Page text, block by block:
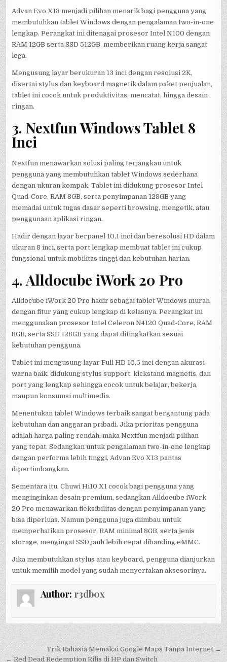
Advan Evo X13 menjadi pilihan menarik bagi pengguna yang
membutuhkan tablet Windows dengan pengalaman two-in-one
lengkap. Perangkat ini ditenagai prosesor Intel N100 dengan
RAM 12GB serta SSD 512GB, memberikan ruang kerja sangat
lega.
Mengusung layar berukuran 13 inci dengan resolusi 2K,
disertai stylus dan keyboard magnetik dalam paket penjualan,
tablet ini cocok untuk produktivitas, mencatat, hingga desain
ringan.
3. Nextfun Windows Tablet 8
Inci
Nextfun menawarkan solusi paling terjangkau untuk
pengguna yang membutuhkan tablet Windows sederhana
dengan ukuran kompak. Tablet ini didukung prosesor Intel
Quad-Core, RAM 8GB, serta penyimpanan 128GB yang
memadai untuk tugas dasar seperti browsing, mengetik, atau
penggunaan aplikasi ringan.
Hadir dengan layar berpanel 10,1 inci dan beresolusi HD dalam
ukuran 8 inci, serta port lengkap membuat tablet ini cukup
fungsional untuk mobilitas tinggi dan kebutuhan harian.
4. Alldocube iWork 20 Pro
Alldocube iWork 20 Pro hadir sebagai tablet Windows murah
dengan fitur yang cukup lengkap di kelasnya. Perangkat ini
menggunakan prosesor Intel Celeron N4120 Quad-Core, RAM
8GB, serta SSD 128GB yang dapat ditingkatkan sesuai
kebutuhan pengguna.
Tablet ini mengusung layar Full HD 10,5 inci dengan akurasi
warna baik, didukung stylus support, kickstand magnetis, dan
port yang lengkap sehingga cocok untuk belajar, bekerja,
maupun konsumsi multimedia.
Menentukan tablet Windows terbaik sangat bergantung pada
kebutuhan dan anggaran pribadi. Jika prioritas pengguna
adalah harga paling rendah, maka Nextfun menjadi pilihan
yang tepat. Sedangkan untuk pengalaman two-in-one lengkap
dengan performa lebih tinggi, Advan Evo X13 pantas
dipertimbangkan.
Sementara itu, Chuwi Hi10 X1 cocok bagi pengguna yang
menginginkan desain premium, sedangkan Alldocube iWork
20 Pro menawarkan fleksibilitas dengan penyimpanan yang
bisa diperluas. Namun pengguna juga diimbau untuk
memperhatikan prosesor, RAM minimal 8GB, serta jenis
storage, mengingat SSD jauh lebih cepat dibanding eMMC.
Jika membutuhkan stylus atau keyboard, pengguna dianjurkan
untuk memilih model yang sudah menyertakan aksesorinya.
Author: r3db0x
Post
Trik Rahasia Memakai Google Maps Tanpa Internet →
← Red Dead Redemption Rilis di HP dan Switch